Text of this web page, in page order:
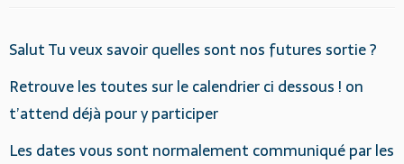
Salut Tu veux savoir quelles sont nos futures sortie ?
Retrouve les toutes sur le calendrier ci dessous ! on
t’attend déjà pour y participer
Les dates vous sont normalement communiqué par les